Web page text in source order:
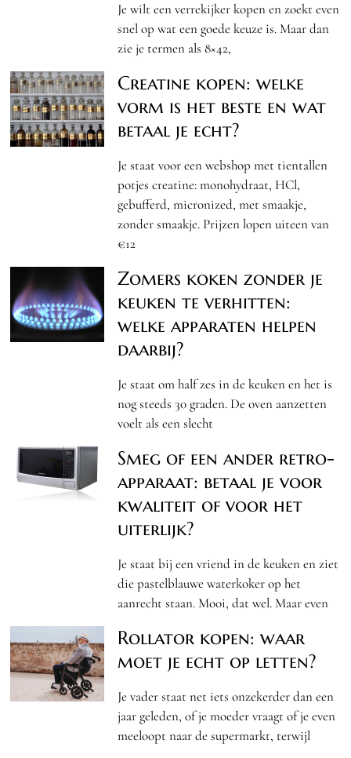
Je wilt een verrekijker kopen en zoekt even
snel op wat een goede keuze is. Maar dan
zie je termen als 8×42,
Creatine kopen: welke
vorm is het beste en wat
betaal je echt?
Je staat voor een webshop met tientallen
potjes creatine: monohydraat, HCl,
gebufferd, micronized, met smaakje,
zonder smaakje. Prijzen lopen uiteen van
€12
Zomers koken zonder je
keuken te verhitten:
welke apparaten helpen
daarbij?
Je staat om half zes in de keuken en het is
nog steeds 30 graden. De oven aanzetten
voelt als een slecht
Smeg of een ander retro-
apparaat: betaal je voor
kwaliteit of voor het
uiterlijk?
Je staat bij een vriend in de keuken en ziet
die pastelblauwe waterkoker op het
aanrecht staan. Mooi, dat wel. Maar even
Rollator kopen: waar
moet je echt op letten?
Je vader staat net iets onzekerder dan een
jaar geleden, of je moeder vraagt of je even
meeloopt naar de supermarkt, terwijl